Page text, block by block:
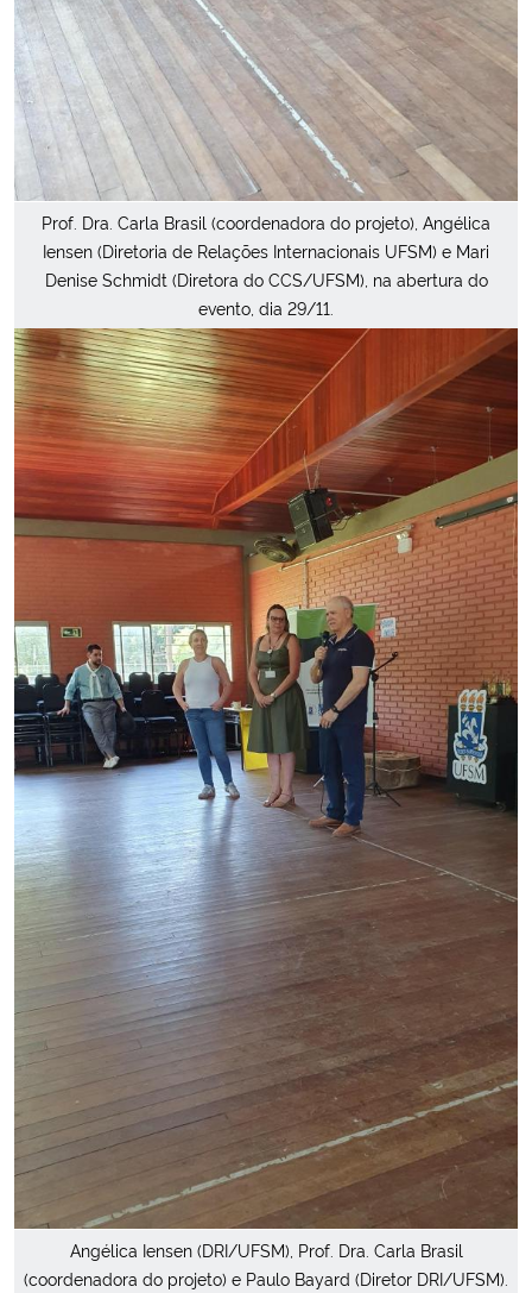
Prof. Dra. Carla Brasil (coordenadora do projeto), Angélica
Iensen (Diretoria de Relações Internacionais UFSM) e Mari
Denise Schmidt (Diretora do CCS/UFSM), na abertura do
evento, dia 29/11.
Angélica Iensen (DRI/UFSM), Prof. Dra. Carla Brasil
(coordenadora do projeto) e Paulo Bayard (Diretor DRI/UFSM).